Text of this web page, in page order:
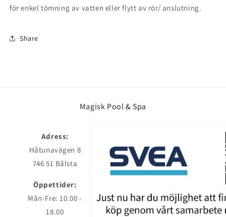
för enkel tömning av vatten eller flytt av rör/ anslutning.
Share
Magisk Pool & Spa
Adress:
Håtunavägen 8
746 51 Bålsta
Öppettider:
Mån-Fre: 10.00 -
18.00